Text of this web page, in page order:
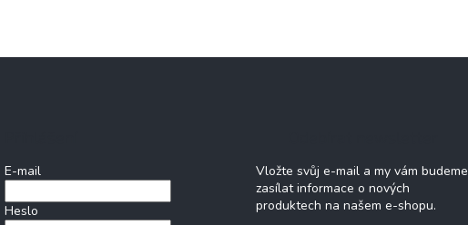
E-mail
Heslo
Vložte svůj e-mail a my vám budeme
zasílat informace o nových
produktech na našem e-shopu.